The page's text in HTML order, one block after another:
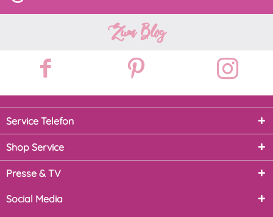
Zum Blog
Service Telefon
Shop Service
Presse & TV
Social Media